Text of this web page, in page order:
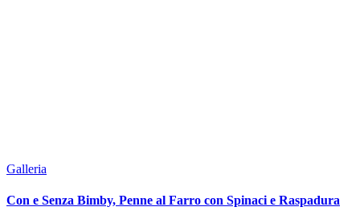
Galleria
Con e Senza Bimby, Penne al Farro con Spinaci e Raspadura